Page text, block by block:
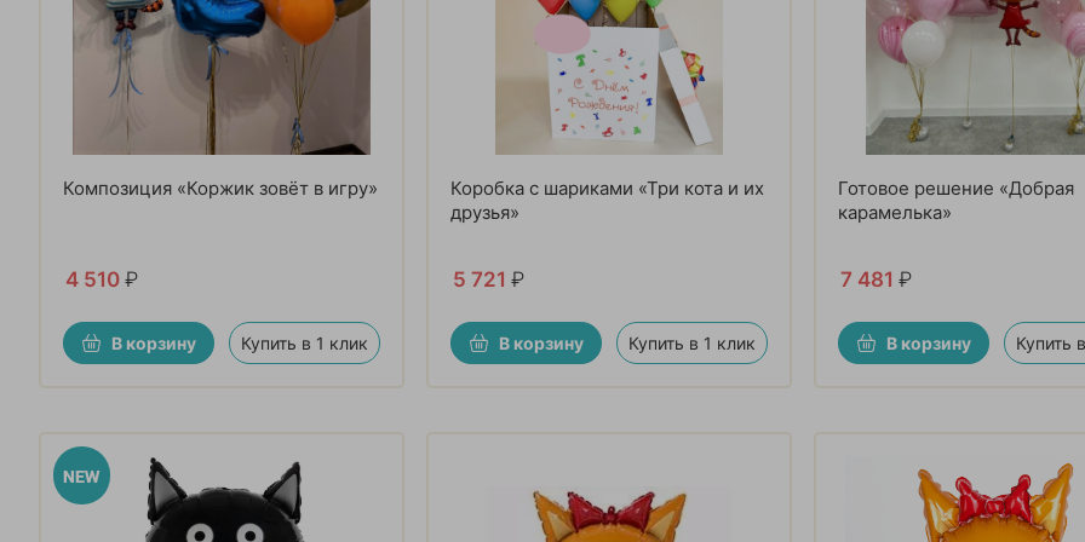
Композиция «Коржик зовёт в игру»
4 510 ₽
В корзину Купить в 1 клик
Коробка с шариками «Три кота и их
друзья»
5 721 ₽
В корзину Купить в 1 клик
Готовое решение «Добрая
карамелька»
7 481 ₽
В корзину Купить